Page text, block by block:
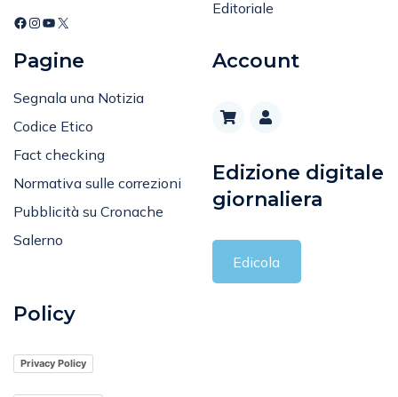
Editoriale
Pagine
Segnala una Notizia
Codice Etico
Fact checking
Normativa sulle correzioni
Pubblicità su Cronache
Salerno
Account
Edizione digitale
giornaliera
Edicola
Policy
Privacy Policy